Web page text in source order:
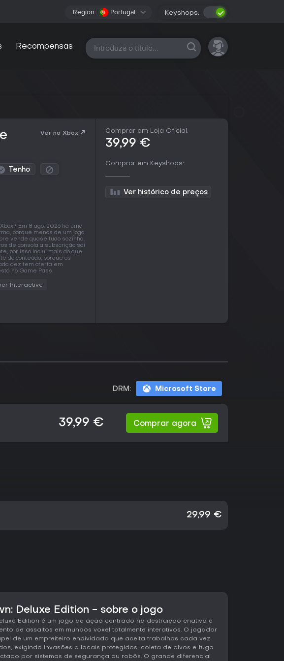
Region: Portugal Keyshops:
Recompensas Todas as plataformas
Ver no Xbox
Tenho
Em 8 ago. 2026 há uma
porque menos de um jogo
vende quase tudo sozinha.
de consola a subscrição sai
por isso inclui mais do que
do conteúdo, porque os
dez tem oferta em
no Game Pass.
Interactive
Comprar em Loja Oficial:
39,99 €
Comprar em Keyshops:
Ver histórico de preços
DRM: Microsoft Store
39,99 € Comprar agora
29,99 €
Deluxe Edition - sobre o jogo
Edition é um jogo de ação centrado na destruição criativa e
de assaltos em mundos voxel totalmente interativos. O jogador
de um empreiteiro endividado que aceita trabalhos cada vez
exigindo invasões a locais protegidos, coleta de alvos e fuga
por sistemas de segurança ou robôs. O grande diferencial